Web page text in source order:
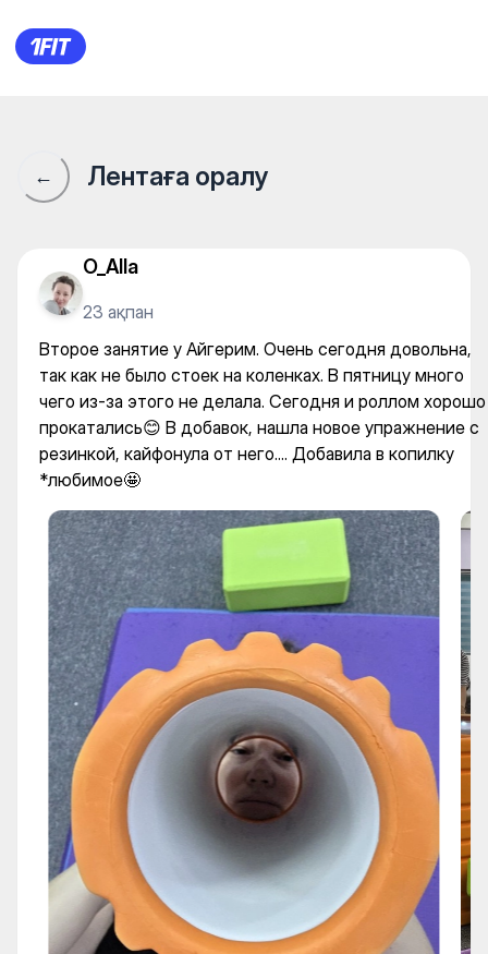
Rio Fitness - женский
← Лентаға оралу
O_Alla
23 ақпан
Второе занятие у Айгерим. Очень сегодня довольна,
так как не было стоек на коленках. В пятницу много
чего из-за этого не делала. Сегодня и роллом хорошо
прокатались😊 В добавок, нашла новое упражнение с
резинкой, кайфонула от него.... Добавила в копилку
*любимое🤩